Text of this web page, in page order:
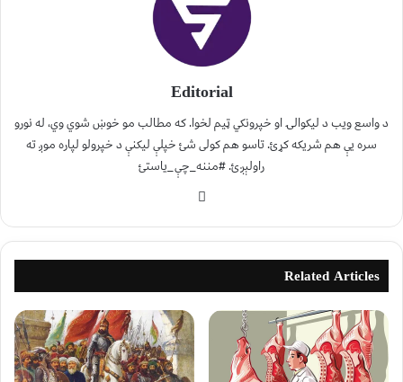
Editorial
د واسع ویب د لیکوالۍ او خپرونکي ټیم لخوا. که مطالب مو خوښ شوي وي، له نورو
سره یې هم شریکه کړئ. تاسو هم کولی شئ خپلې لیکنې د خپرولو لپاره موږ ته
راولېږئ. #مننه_چې_یاستئ
Related Articles